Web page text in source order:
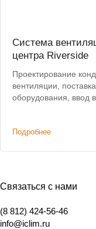
Система
центра Riverside
Проектирование
вентиляции,
оборудования, ввод
Подробнее
Связаться с нами
(8 812) 424-56-46
info@iclim.ru